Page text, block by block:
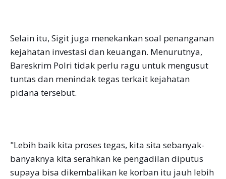
Selain itu, Sigit juga menekankan soal penanganan
kejahatan investasi dan keuangan. Menurutnya,
Bareskrim Polri tidak perlu ragu untuk mengusut
tuntas dan menindak tegas terkait kejahatan
pidana tersebut.
"Lebih baik kita proses tegas, kita sita sebanyak-
banyaknya kita serahkan ke pengadilan diputus
supaya bisa dikembalikan ke korban itu jauh lebih